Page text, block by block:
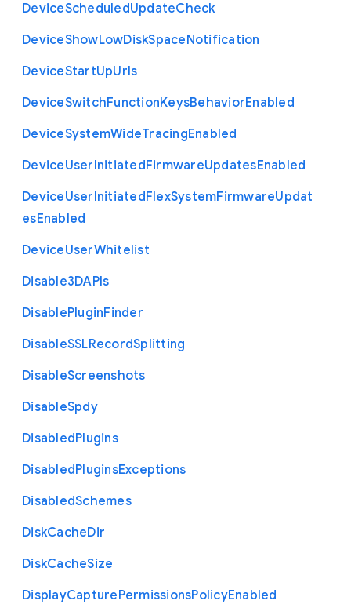
DeviceScheduledUpdateCheck
DeviceShowLowDiskSpaceNotification
DeviceStartUpUrls
DeviceSwitchFunctionKeysBehaviorEnabled
DeviceSystemWideTracingEnabled
DeviceUserInitiatedFirmwareUpdatesEnabled
DeviceUserInitiatedFlexSystemFirmwareUpdat
esEnabled
DeviceUserWhitelist
Disable3DAPIs
DisablePluginFinder
DisableSSLRecordSplitting
DisableScreenshots
DisableSpdy
DisabledPlugins
DisabledPluginsExceptions
DisabledSchemes
DiskCacheDir
DiskCacheSize
DisplayCapturePermissionsPolicyEnabled